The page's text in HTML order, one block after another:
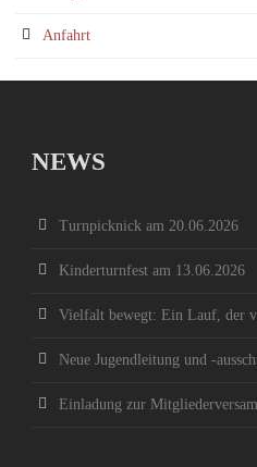
Anfahrt
NEWS
Turnpicknick am 20.06.2026
Kinderturnfest am 13.06.2026
Vielfalt bewegt: Ein Lauf, der
Neue Jugendleitung und -
Einladung zur